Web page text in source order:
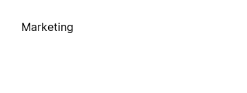
Marketing